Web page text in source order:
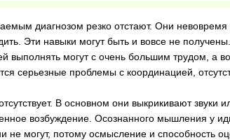
диагнозом резко отстают. Они
Эти навыки могут быть и вовсе не
выполнять могут с очень большим трудом, а
серьезные проблемы с координацией,
В основном они выкрикивают звуки
возбуждение. Осознанного мышления у
не могут, потому осмысление и способность